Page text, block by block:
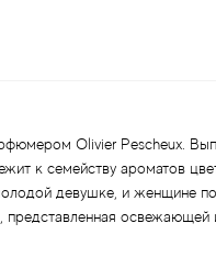
Olivier Pescheux.
к семейству ароматов
девушке, и женщине